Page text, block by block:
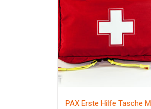
PAX Erste Hilfe Tasche M